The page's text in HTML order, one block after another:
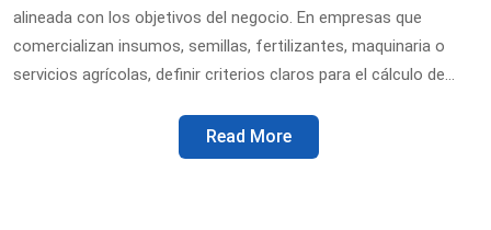
alineada con los objetivos del negocio. En empresas que
comercializan insumos, semillas, fertilizantes, maquinaria o
servicios agrícolas, definir criterios claros para el cálculo de…
Read More